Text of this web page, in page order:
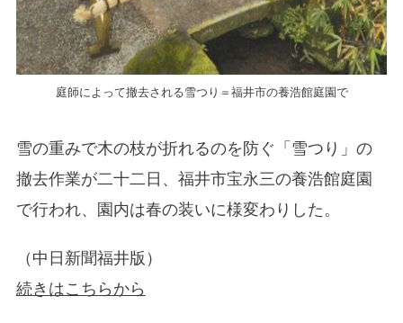
庭師によって撤去される雪つり＝福井市の養浩館庭園で
雪の重みで木の枝が折れるのを防ぐ「雪つり」の
撤去作業が二十二日、福井市宝永三の養浩館庭園
で行われ、園内は春の装いに様変わりした。
（中日新聞福井版）
続きはこちらから